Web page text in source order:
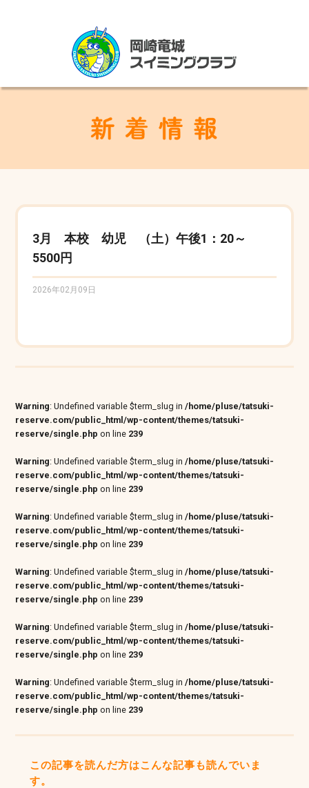
3月 本校 幼児 （土）午後1：20～
5500円
2026年02月09日
Warning: Undefined variable $term_slug in/home/pluse/tatsuki-
reserve.com/public_html/wp-content/themes/tatsuki-
reserve/single.php on line 239
Warning: Undefined variable $term_slug in/home/pluse/tatsuki-
reserve.com/public_html/wp-content/themes/tatsuki-
reserve/single.php on line 239
Warning: Undefined variable $term_slug in/home/pluse/tatsuki-
reserve.com/public_html/wp-content/themes/tatsuki-
reserve/single.php on line 239
Warning: Undefined variable $term_slug in/home/pluse/tatsuki-
reserve.com/public_html/wp-content/themes/tatsuki-
reserve/single.php on line 239
Warning: Undefined variable $term_slug in/home/pluse/tatsuki-
reserve.com/public_html/wp-content/themes/tatsuki-
reserve/single.php on line 239
Warning: Undefined variable $term_slug in/home/pluse/tatsuki-
reserve.com/public_html/wp-content/themes/tatsuki-
reserve/single.php on line 239
この記事を読んだ方はこんな記事も読んでいま
す。